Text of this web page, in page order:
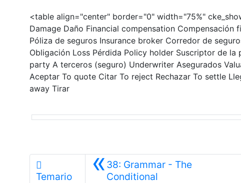
<table align="center" border="0" width="75%"
Damage Daño Financial compensation Compensación
Póliza de seguros Insurance broker Corredor de
Obligación Loss Pérdida Policy holder Suscriptor de
party A terceros (seguro) Underwriter Asegurados
Aceptar To quote Citar To reject Rechazar To settle
away Tirar
Temario «38: Grammar - The
Conditional